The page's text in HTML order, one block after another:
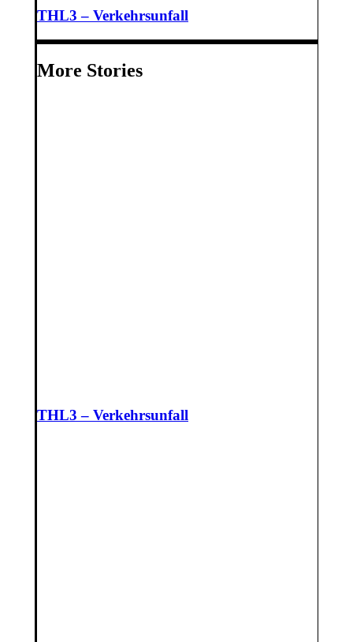
THL3 – Verkehrsunfall
More Stories
THL3 – Verkehrsunfall